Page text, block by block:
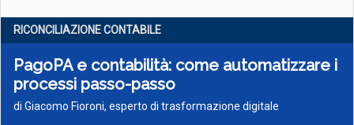
RICONCILIAZIONE CONTABILE
PagoPA e contabilità: come automatizzare i
processi passo-passo
di Giacomo Fioroni, esperto di trasformazione digitale